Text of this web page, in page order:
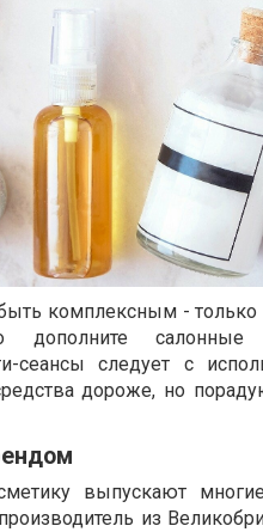
комплексным -
дополните
сеансы следует с
дороже, но
выпускают
из